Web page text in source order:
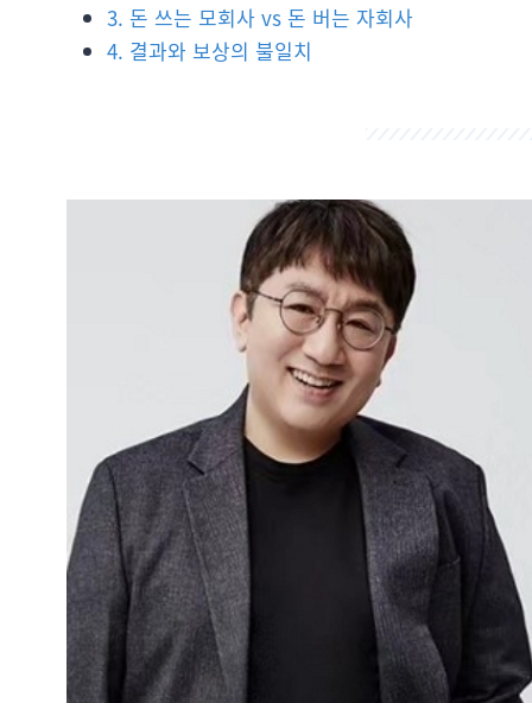
3. 돈 쓰는 모회사 vs 돈 버는 자회사
4. 결과와 보상의 불일치